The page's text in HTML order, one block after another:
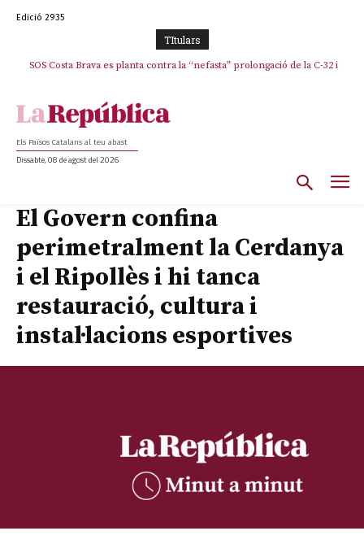
Edició 2935
TItulars
SOS Costa Brava es planta contra la “nefasta” prolongació de la C-32 i
Els Països Catalans al teu abast
Dissabte, 08 de agost del 2026
El Govern confina
perimetralment la Cerdanya
i el Ripollès i hi tanca
restauració, cultura i
instal·lacions esportives